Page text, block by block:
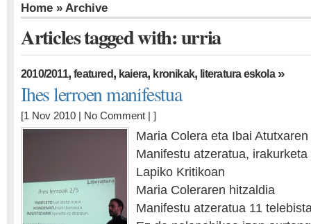
Home » Archive
Articles tagged with: urria
2010/2011,featured, kaiera, kronikak, literatura eskola»
Ihes lerroen manifestua
[1 Nov 2010 | No Comment | ]
Maria Colera eta Ibai
Manifestu atzeratua,
Lapiko Kritikoan
Maria Coleraren hitzaldia
Manifestu atzeratua 11